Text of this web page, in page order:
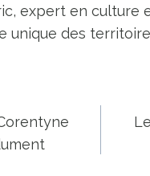
expert en
unique des